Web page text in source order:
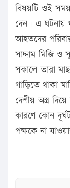
বিষয়টি ওই সময়
দেন। এ ঘটনায়
আহতদের
সাদ্দাম মিজি
সকালে তারা
গাড়িতে থাকা
দেশীয় অস্ত্র
কারণে কোন
পক্ষকে না